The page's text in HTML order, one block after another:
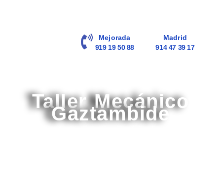
Mejorada
919 19 50 88
Madrid
914 47 39 17
Taller Mecánico
Gaztambide